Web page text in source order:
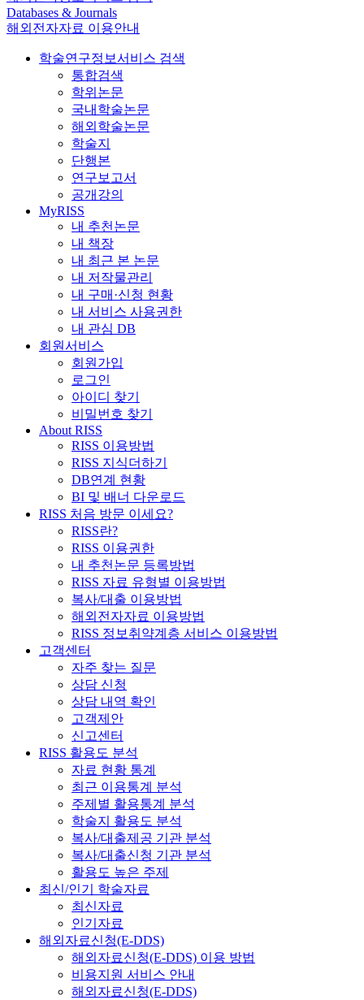
Databases & Journals
해외전자자료 이용안내
학술연구정보서비스 검색
통합검색
학위논문
국내학술논문
해외학술논문
학술지
단행본
연구보고서
공개강의
MyRISS
내 추천논문
내 책장
내 최근 본 논문
내 저작물관리
내 구매·신청 현황
내 서비스 사용권한
내 관심 DB
회원서비스
회원가입
로그인
아이디 찾기
비밀번호 찾기
About RISS
RISS 이용방법
RISS 지식더하기
DB연계 현황
BI 및 배너 다운로드
RISS 처음 방문 이세요?
RISS란?
RISS 이용권한
내 추천논문 등록방법
RISS 자료 유형별 이용방법
복사/대출 이용방법
해외전자자료 이용방법
RISS 정보취약계층 서비스 이용방법
고객센터
자주 찾는 질문
상담 신청
상담 내역 확인
고객제안
신고센터
RISS 활용도 분석
자료 현황 통계
최근 이용통계 분석
주제별 활용통계 분석
학술지 활용도 분석
복사/대출제공 기관 분석
복사/대출신청 기관 분석
활용도 높은 주제
최신/인기 학술자료
최신자료
인기자료
해외자료신청(E-DDS)
해외자료신청(E-DDS) 이용 방법
비용지원 서비스 안내
해외자료신청(E-DDS)